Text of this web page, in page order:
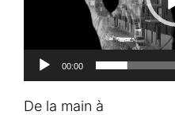
00:00
De la main à